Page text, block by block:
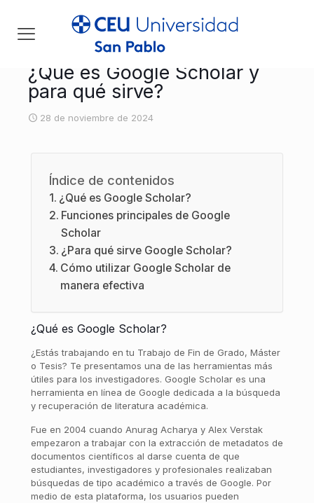
¿Qué es Google Scholar y
para qué sirve?
28 de noviembre de 2024
Índice de contenidos
¿Qué es Google Scholar?
Funciones principales de Google
Scholar
¿Para qué sirve Google Scholar?
Cómo utilizar Google Scholar de
manera efectiva
¿Qué es Google Scholar?
¿Estás trabajando en tu Trabajo de Fin de Grado, Máster
o Tesis? Te presentamos una de las herramientas más
útiles para los investigadores. Google Scholar es una
herramienta en línea de Google dedicada a la búsqueda
y recuperación de literatura académica.
Fue en 2004 cuando Anurag Acharya y Alex Verstak
empezaron a trabajar con la extracción de metadatos de
documentos científicos al darse cuenta de que
estudiantes, investigadores y profesionales realizaban
búsquedas de tipo académico a través de Google. Por
medio de esta plataforma, los usuarios pueden